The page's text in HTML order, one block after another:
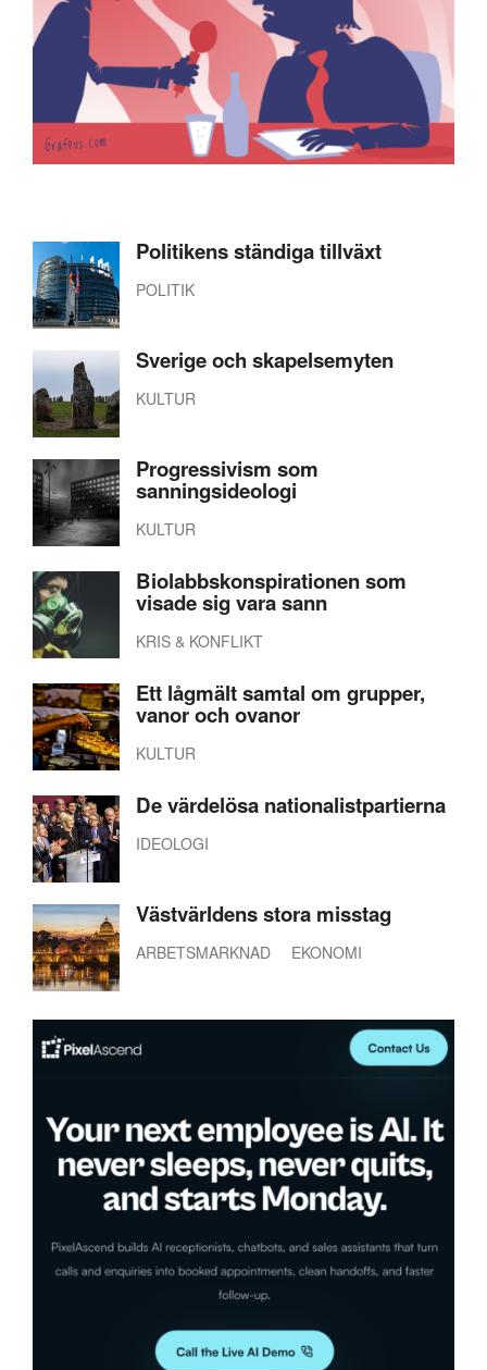
Politikens ständiga tillväxt
POLITIK
Sverige och skapelsemyten
KULTUR
Progressivism som
sanningsideologi
KULTUR
Biolabbskonspirationen som
visade sig vara sann
KRIS & KONFLIKT
Ett lågmält samtal om grupper,
vanor och ovanor
KULTUR
De värdelösa nationalistpartierna
IDEOLOGI
Västvärldens stora misstag
ARBETSMARKNAD EKONOMI